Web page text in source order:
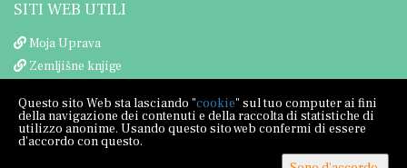
SITI WEB UTILI
Moja Uprava
Zemljišne knjige
Questo sito Web sta lasciando "cookie" sul tuo computer ai fini
della navigazione dei contenuti e della raccolta di statistiche di
utilizzo anonime. Usando questo sito web confermi di essere
d'accordo con questo.